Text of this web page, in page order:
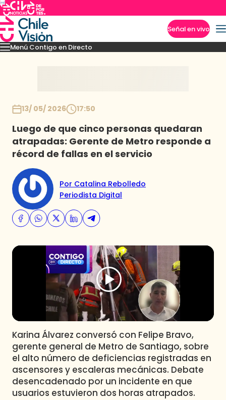
Señal en vivo
Menú Contigo en Directo
Momentos Novedades
13/ 05/ 2026 17:50
Luego de que cinco personas quedaran
atrapadas: Gerente de Metro responde a
récord de fallas en el servicio
Por Catalina Rebolledo
Periodista Digital
Karina Álvarez conversó con Felipe Bravo,
gerente general de Metro de Santiago, sobre
el alto número de deficiencias registradas en
ascensores y escaleras mecánicas. Debate
desencadenado por un incidente en que
usuarios estuvieron dos horas atrapados.
Imperdibles
Club De La Comedia
Contigo en Directo
Plan Perfecto
El Tiempo
Sabingo
Todos Los Programas